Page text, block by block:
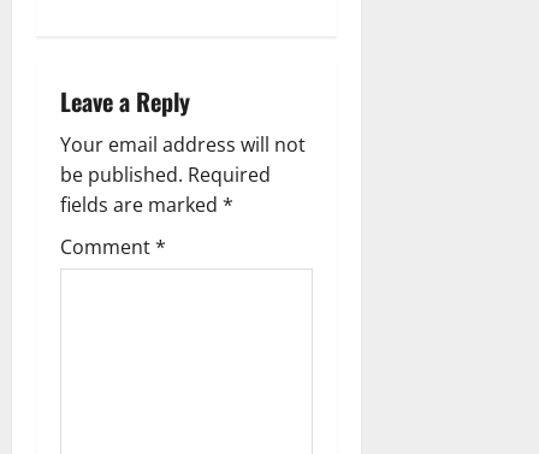
Leave a Reply
Your email address will not
be published. Required
fields are marked *
Comment*